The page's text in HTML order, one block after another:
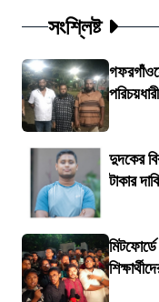
সংশ্লিষ্ট
দুদকের
টাকার
মিটফোর্ডে